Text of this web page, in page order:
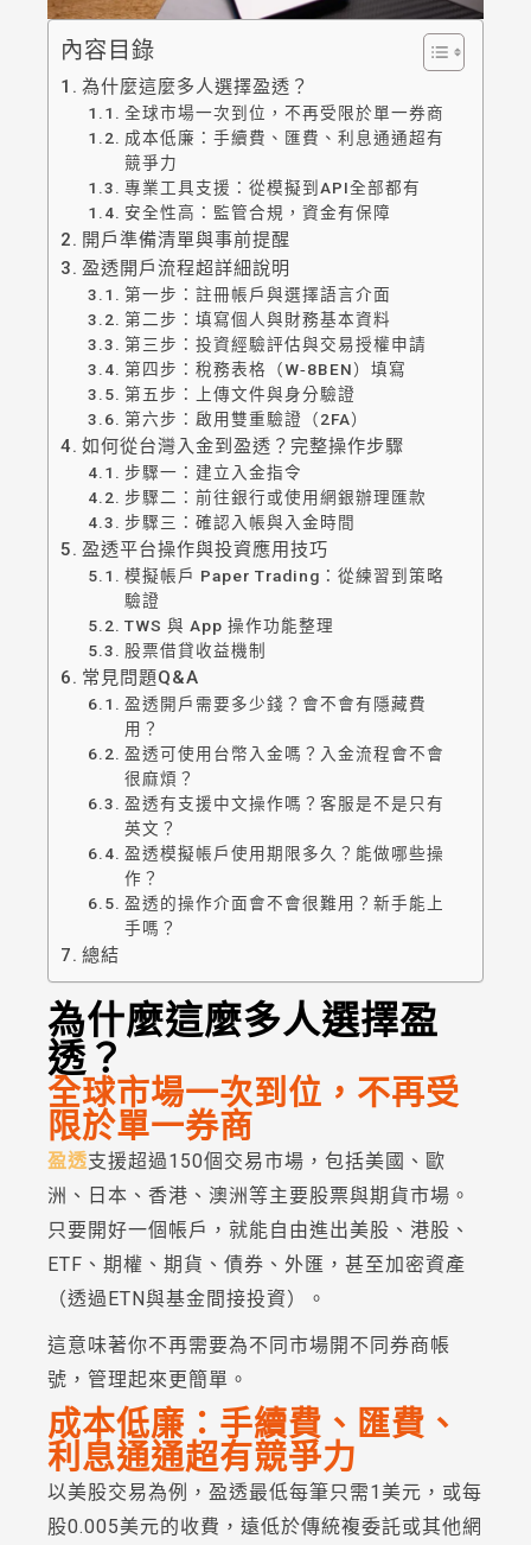
內容目錄
為什麼這麼多人選擇盈透？
全球市場一次到位，不再受限於單一券商
成本低廉：手續費、匯費、利息通通超有
競爭力
專業工具支援：從模擬到API全部都有
安全性高：監管合規，資金有保障
開戶準備清單與事前提醒
盈透開戶流程超詳細說明
第一步：註冊帳戶與選擇語言介面
第二步：填寫個人與財務基本資料
第三步：投資經驗評估與交易授權申請
第四步：稅務表格（W‑8BEN）填寫
第五步：上傳文件與身分驗證
第六步：啟用雙重驗證（2FA）
如何從台灣入金到盈透？完整操作步驟
步驟一：建立入金指令
步驟二：前往銀行或使用網銀辦理匯款
步驟三：確認入帳與入金時間
盈透平台操作與投資應用技巧
模擬帳戶 Paper Trading：從練習到策略
驗證
TWS 與 App 操作功能整理
股票借貸收益機制
常見問題Q&A
盈透開戶需要多少錢？會不會有隱藏費
用？
盈透可使用台幣入金嗎？入金流程會不會
很麻煩？
盈透有支援中文操作嗎？客服是不是只有
英文？
盈透模擬帳戶使用期限多久？能做哪些操
作？
盈透的操作介面會不會很難用？新手能上
手嗎？
總結
為什麼這麼多人選擇盈
透？
全球市場一次到位，不再受
限於單一券商
盈透支援超過150個交易市場，包括美國、歐
洲、日本、香港、澳洲等主要股票與期貨市場。
只要開好一個帳戶，就能自由進出美股、港股、
ETF、期權、期貨、債券、外匯，甚至加密資產
（透過ETN與基金間接投資）。
這意味著你不再需要為不同市場開不同券商帳
號，管理起來更簡單。
成本低廉：手續費、匯費、
利息通通超有競爭力
以美股交易為例，盈透最低每筆只需1美元，或每
股0.005美元的收費，遠低於傳統複委託或其他網